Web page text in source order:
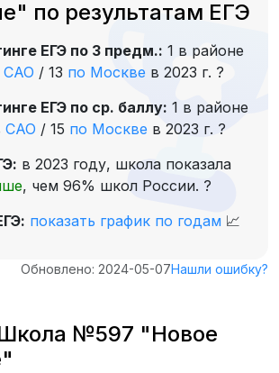
по результатам ЕГЭ
ЕГЭ по 3 предм.: 1 в районе
САО / 13 по Москве в 2023 г. ?
ЕГЭ по ср. баллу: 1 в районе
САО / 15 по Москве в 2023 г. ?
в 2023 году, школа показала
, чем 96% школ России. ?
показать график по годам 📈
Обновлено: 2024-05-07Нашли ошибку?
№597 "Новое